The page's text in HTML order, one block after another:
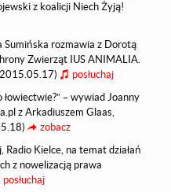
z koalicji Niech Żyją!
Sumińska rozmawia z Dorotą
Zwierząt IUS ANIMALIA.
posłuchaj
– wywiad Joanny
z Arkadiuszem Glaas,
zobacz
Kielce, na temat działań
z nowelizacją prawa
posłuchaj